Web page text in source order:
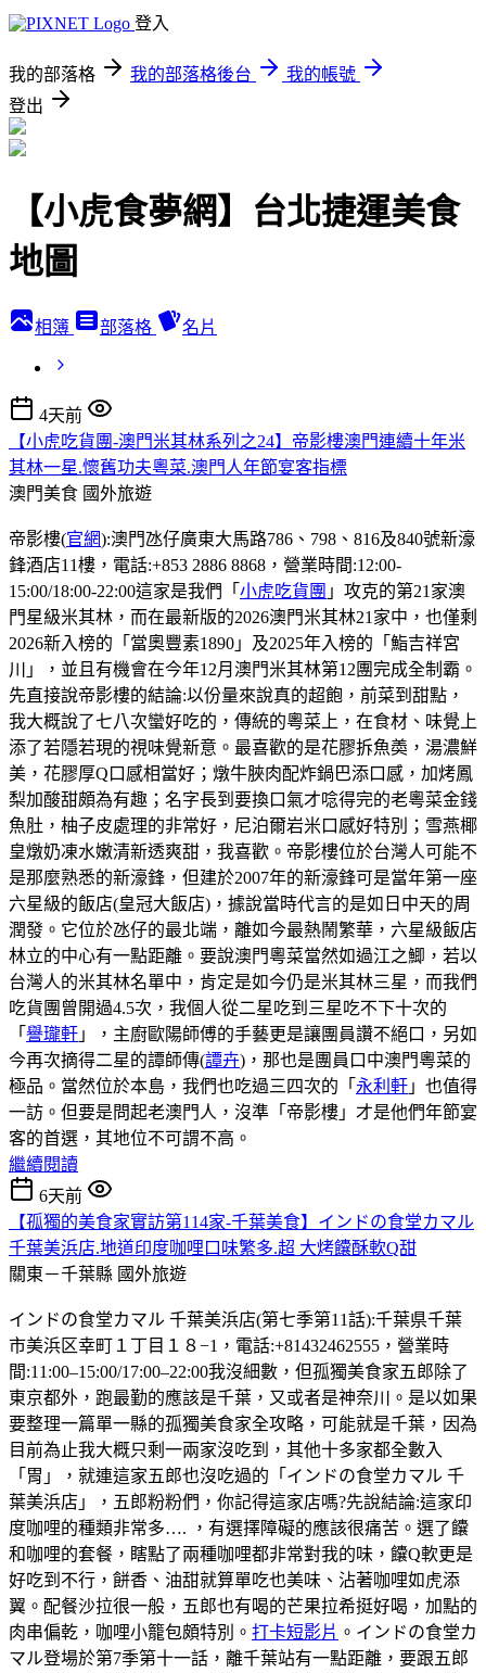
登入
我的部落格 我的部落格後台
我的帳號
登出
【小虎食夢網】台北捷運美食
地圖
相簿 部落格 名片
4天前
【小虎吃貨團-澳門米其林系列之24】帝影樓澳門連續十年米
其林一星.懷舊功夫粵菜.澳門人年節宴客指標
澳門美食 國外旅遊
帝影樓(官網):澳門氹仔廣東大馬路786、798、816及840號新濠
鋒酒店11樓，電話:+853 2886 8868，營業時間:12:00-
15:00/18:00-22:00這家是我們「 小虎吃貨團 」攻克的第21家澳
門星級米其林，而在最新版的2026澳門米其林21家中，也僅剩
2026新入榜的「當奧豐素1890」及2025年入榜的「鮨吉祥宮
川」，並且有機會在今年12月澳門米其林第12團完成全制霸。
先直接說帝影樓的結論:以份量來說真的超飽，前菜到甜點，
我大概說了七八次蠻好吃的，傳統的粵菜上，在食材、味覺上
添了若隱若現的視味覺新意。最喜歡的是花膠拆魚𡙡，湯濃鮮
美，花膠厚Q口感相當好；燉牛脥肉配炸鍋巴添口感，加烤鳳
梨加酸甜頗為有趣；名字長到要換口氣才唸得完的老粵菜金錢
魚肚，柚子皮處理的非常好，尼泊爾岩米口感好特別；雪燕椰
皇燉奶凍水嫩清新透爽甜，我喜歡。帝影樓位於台灣人可能不
是那麼熟悉的新濠鋒，但建於2007年的新濠鋒可是當年第一座
六星級的飯店(皇冠大飯店)，據說當時代言的是如日中天的周
潤發。它位於氹仔的最北端，離如今最熱鬧繁華，六星級飯店
林立的中心有一點距離。要說澳門粵菜當然如過江之鯽，若以
台灣人的米其林名單中，肯定是如今仍是米其林三星，而我們
吃貨團曾開過4.5次，我個人從二星吃到三星吃不下十次的
「 譽瓏軒 」，主廚歐陽師傅的手藝更是讓團員讚不絕口，另如
今再次摘得二星的譚師傳(譚卉)，那也是團員口中澳門粵菜的
極品。當然位於本島，我們也吃過三四次的「 永利軒 」也值得
一訪。但要是問起老澳門人，沒準「帝影樓」才是他們年節宴
客的首選，其地位不可謂不高。
繼續閱讀
6天前
【孤獨的美食家實訪第114家-千葉美食】インドの食堂カマル
千葉美浜店.地道印度咖哩口味繁多.超 大烤饢酥軟Q甜
關東－千葉縣 國外旅遊
インドの食堂カマル 千葉美浜店(第七季第11話):千葉県千葉
市美浜区幸町１丁目１８−1，電話:+81432462555，營業時
間:11:00–15:00/17:00–22:00我沒細數，但孤獨美食家五郎除了
東京都外，跑最勤的應該是千葉，又或者是神奈川。是以如果
要整理一篇單一縣的孤獨美食家全攻略，可能就是千葉，因為
目前為止我大概只剩一兩家沒吃到，其他十多家都全數入
「胃」，就連這家五郎也沒吃過的「インドの食堂カマル 千
葉美浜店」，五郎粉粉們，你記得這家店嗎?先說結論:這家印
度咖哩的種類非常多…. ，有選擇障礙的應該很痛苦。選了饢
和咖哩的套餐，瞎點了兩種咖哩都非常對我的味，饢Q軟更是
好吃到不行，餅香、油甜就算單吃也美味、沾著咖哩如虎添
翼。配餐沙拉很一般，五郎也有喝的芒果拉希挺好喝，加點的
肉串偏乾，咖哩小籠包頗特別。 打卡短影片 。インドの食堂カ
マル登場於第7季第十一話，離千葉站有一點距離，要跟五郎